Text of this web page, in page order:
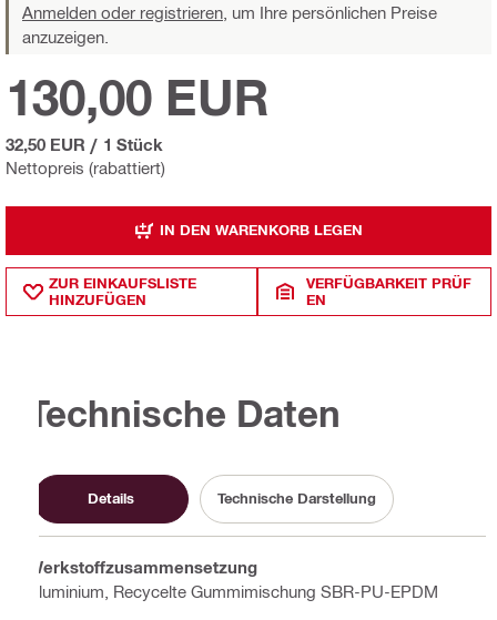
Anmelden oder registrieren, um Ihre persönlichen Preise
anzuzeigen.
Nettopreis (rabattiert)
130,00 EUR
32,50 EUR / 1 Stück
IN DEN WARENKORB LEGEN
ZUR EINKAUFSLISTE
HINZUFÜGEN
VERFÜGBARKEIT PRÜF
EN
Technische Daten
Details Technische Darstellung
Werkstoffzusammensetzung
Aluminium, Recycelte Gummimischung SBR-PU-EPDM